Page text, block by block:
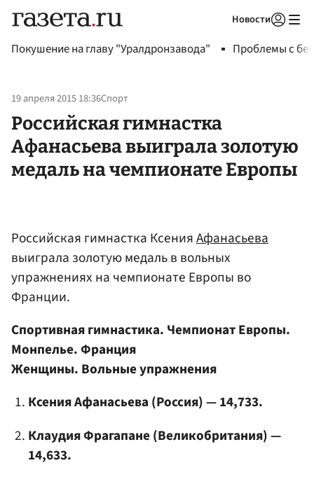
Новости
Покушение на главу "Уралдронзавода" Проблемы с
19 апреля 2015 18:36Спорт
Российская гимнастка
Афанасьева выиграла золотую
медаль на чемпионате Европы
Российская гимнастка КсенияАфанасьева
выиграла золотую медаль в вольных
упражнениях на чемпионате Европы во
Франции.
Спортивная гимнастика. Чемпионат Европы.
Монпелье. Франция
Женщины. Вольные упражнения
Ксения Афанасьева (Россия) — 14,733.
Клаудия Фрагапане (Великобритания) —
14,633.